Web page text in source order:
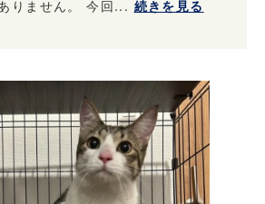
りません。 今回... 続きを見る